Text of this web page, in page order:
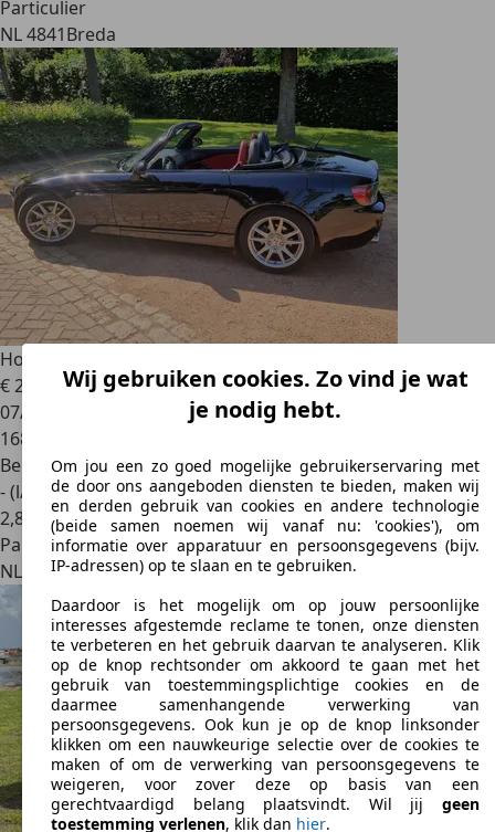
Particulier
NL 4841Breda
Honda S 2000
€ 24.500
07/2001
168.305 km
Benzine
- (l/100 km)
2,8
Particulier
NL 4931VDGeertruidenberg
Wij gebruiken cookies. Zo vind je wat
je nodig hebt.
Om jou een zo goed mogelijke gebruikerservaring met
de door ons aangeboden diensten te bieden, maken wij
en derden gebruik van cookies en andere technologie
(beide samen noemen wij vanaf nu: 'cookies'), om
informatie over apparatuur en persoonsgegevens (bijv.
IP-adressen) op te slaan en te gebruiken.
Daardoor is het mogelijk om op jouw persoonlijke
interesses afgestemde reclame te tonen, onze diensten
te verbeteren en het gebruik daarvan te analyseren. Klik
op de knop rechtsonder om akkoord te gaan met het
gebruik van toestemmingsplichtige cookies en de
daarmee samenhangende verwerking van
persoonsgegevens. Ook kun je op de knop linksonder
klikken om een nauwkeurige selectie over de cookies te
maken of om de verwerking van persoonsgegevens te
weigeren, voor zover deze op basis van een
gerechtvaardigd belang plaatsvindt. Wil jij geen
toestemming verlenen, klik dan hier.